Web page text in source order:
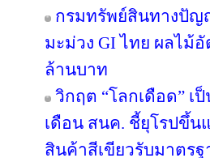
กรมทรัพย์สินทางปัญ
มะม่วง GI ไทย ผลไม้
ล้านบาท
วิกฤต “โลกเดือด” เ
เดือน สนค. ชี้ยุโรปขึ้น
สินค้าสีเขียวรับมาตรฐ